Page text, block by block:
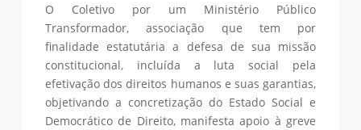
O Coletivo por um Ministério Público
Transformador, associação que tem por
finalidade estatutária a defesa de sua missão
constitucional, incluída a luta social pela
efetivação dos direitos humanos e suas garantias,
objetivando a concretização do Estado Social e
Democrático de Direito, manifesta apoio à greve